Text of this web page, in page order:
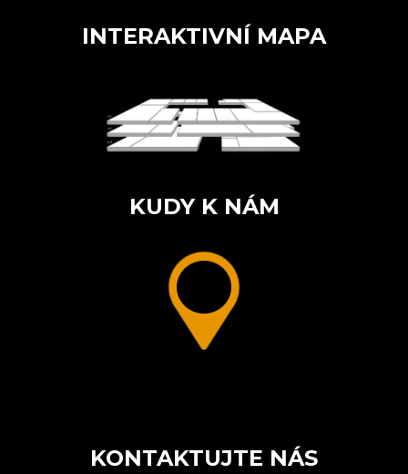
INTERAKTIVNÍ MAPA
KUDY K NÁM
KONTAKTUJTE NÁS